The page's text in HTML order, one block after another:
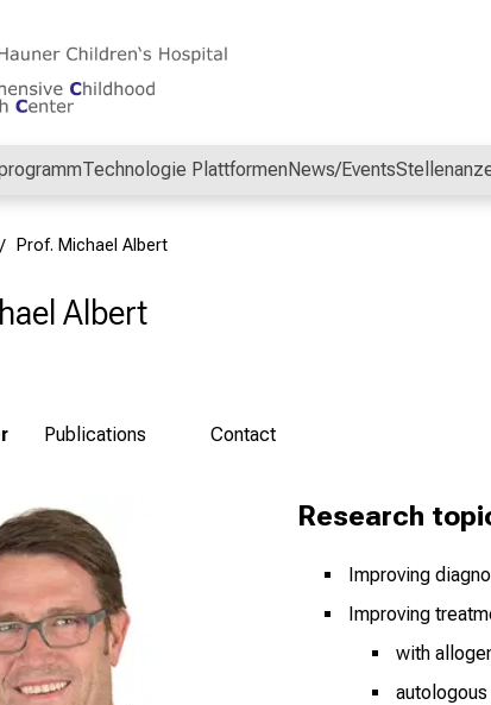
Technologie PlattformenNews/Events
Prof. Michael Albert
Albert
Publications Contact
Research
Improving
Improving
with